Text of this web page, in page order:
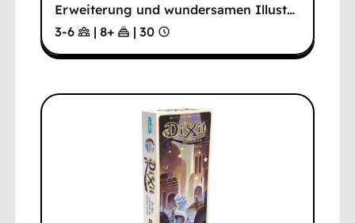
Erweiterung und wundersamen Illust…
3-6
| 8+ | 30